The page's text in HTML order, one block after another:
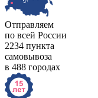
Отправляем
по всей России
2234 пункта
самовывоза
в 488 городах